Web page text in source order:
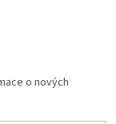
o nových